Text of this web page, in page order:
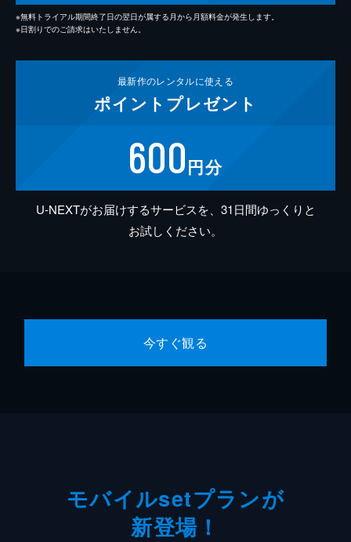
※無料トライアル期間終了日の翌日が属する月から月額料金が発生します。
※日割りでのご請求はいたしません。
最新作のレンタルに使える
ポイント プレゼント
600円分
U-NEXTがお届けするサービスを、31日間ゆっくりと
お試しください。
今すぐ観る
モバイルsetプランが
新登場！